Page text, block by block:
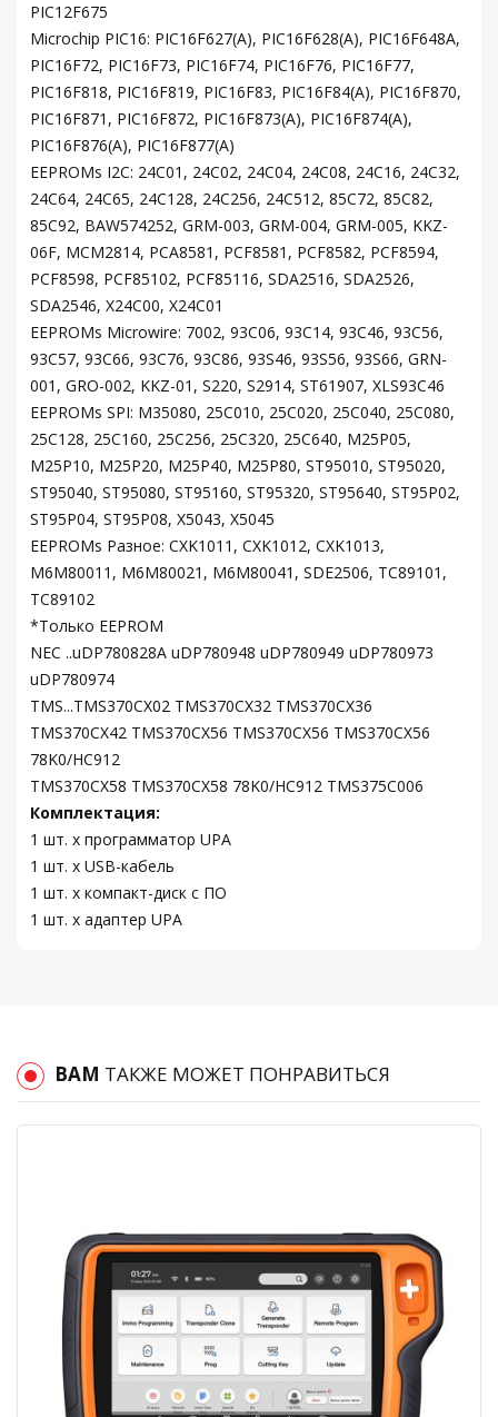
PIC12F675
Microchip PIC16: PIC16F627(A), PIC16F628(A), PIC16F648A,
PIC16F72, PIC16F73, PIC16F74, PIC16F76, PIC16F77,
PIC16F818, PIC16F819, PIC16F83, PIC16F84(A), PIC16F870,
PIC16F871, PIC16F872, PIC16F873(A), PIC16F874(A),
PIC16F876(A), PIC16F877(A)
EEPROMs I2C: 24C01, 24C02, 24C04, 24C08, 24C16, 24C32,
24C64, 24C65, 24C128, 24C256, 24C512, 85C72, 85C82,
85C92, BAW574252, GRM-003, GRM-004, GRM-005, KKZ-
06F, MCM2814, PCA8581, PCF8581, PCF8582, PCF8594,
PCF8598, PCF85102, PCF85116, SDA2516, SDA2526,
SDA2546, X24C00, X24C01
EEPROMs Microwire: 7002, 93C06, 93C14, 93C46, 93C56,
93C57, 93C66, 93C76, 93C86, 93S46, 93S56, 93S66, GRN-
001, GRO-002, KKZ-01, S220, S2914, ST61907, XLS93C46
EEPROMs SPI: M35080, 25C010, 25C020, 25C040, 25C080,
25C128, 25C160, 25C256, 25C320, 25C640, M25P05,
M25P10, M25P20, M25P40, M25P80, ST95010, ST95020,
ST95040, ST95080, ST95160, ST95320, ST95640, ST95P02,
ST95P04, ST95P08, X5043, X5045
EEPROMs Разное: CXK1011, CXK1012, CXK1013,
M6M80011, M6M80021, M6M80041, SDE2506, TC89101,
TC89102
*Только EEPROM
NEC ..uDP780828A uDP780948 uDP780949 uDP780973
uDP780974
TMS...TMS370CX02 TMS370CX32 TMS370CX36
TMS370CX42 TMS370CX56 TMS370CX56 TMS370CX56
78K0/HC912
TMS370CX58 TMS370CX58 78K0/HC912 TMS375C006
Комплектация:
1 шт. x программатор UPA
1 шт. x USB-кабель
1 шт. x компакт-диск с ПО
1 шт. x адаптер UPA
ВАМ ТАКЖЕ МОЖЕТ ПОНРАВИТЬСЯ